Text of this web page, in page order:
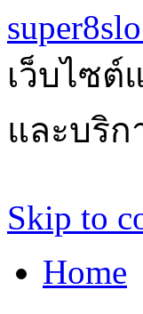
เว็บไซต์
และบริ
Skip to
Home